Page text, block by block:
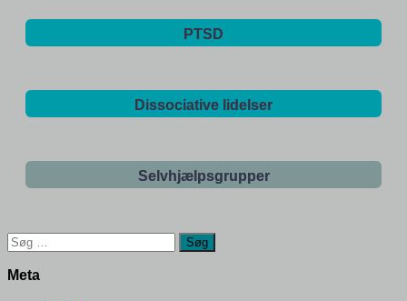
PTSD
Dissociative lidelser
Selvhjælpsgrupper
Søg
efter:
Meta